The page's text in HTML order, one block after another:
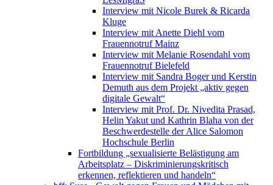
Interview mit Nicole Burek & Ricarda
Kluge
Interview mit Anette Diehl vom
Frauennotruf Mainz
Interview mit Melanie Rosendahl vom
Frauennotruf Bielefeld
Interview mit Sandra Boger und Kerstin
Demuth aus dem Projekt „aktiv gegen
digitale Gewalt“
Interview mit Prof. Dr. Nivedita Prasad,
Helin Yakut und Kathrin Blaha von der
Beschwerdestelle der Alice Salomon
Hochschule Berlin
Fortbildung „sexualisierte Belästigung am
Arbeitsplatz – Diskriminierungskritisch
erkennen, reflektieren und handeln“